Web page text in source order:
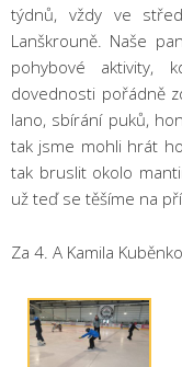
týdnů, vždy ve
Lanškrouně. Naše
pohybové aktivity,
dovednosti pořádně
lano, sbírání puků,
tak jsme mohli hrát
tak bruslit okolo
už teď se těšíme na
Za 4. A Kamila